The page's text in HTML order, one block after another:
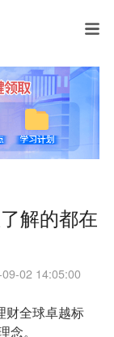
解的都在
02 14:05:00
全球卓越标
。